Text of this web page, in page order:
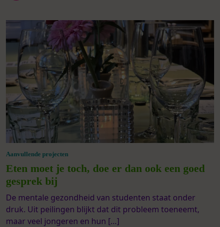
Aanvullende projecten
Eten moet je toch, doe er dan ook een goed
gesprek bij
De mentale gezondheid van studenten staat onder
druk. Uit peilingen blijkt dat dit probleem toeneemt,
maar veel jongeren en hun […]